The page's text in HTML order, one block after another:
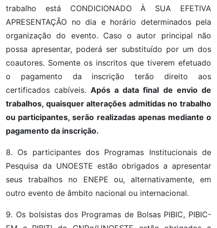
trabalho está CONDICIONADO À SUA EFETIVA
APRESENTAÇÃO no dia e horário determinados pela
organização do evento. Caso o autor principal não
possa apresentar, poderá ser substituído por um dos
coautores. Somente os inscritos que tiverem efetuado
o pagamento da inscrição terão direito aos
certificados cabíveis. Após a data final de envio de
trabalhos, quaisquer alterações admitidas no trabalho
ou participantes, serão realizadas apenas mediante o
pagamento da inscrição.
8. Os participantes dos Programas Institucionais de
Pesquisa da UNOESTE estão obrigados a apresentar
seus trabalhos no ENEPE ou, alternativamente, em
outro evento de âmbito nacional ou internacional.
9. Os bolsistas dos Programas de Bolsas PIBIC, PIBIC-